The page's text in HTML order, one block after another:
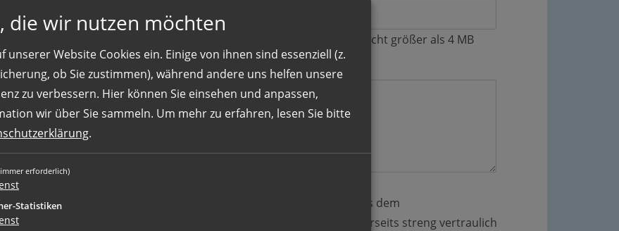
vom Typ doc, docx, pdf, txt. Idealerweise sollten einzelne Dateien nicht größer als 4 MB
gelesen und stimme der Weiterverarbeitung meiner Angaben aus dem
Bewerbung zu. Selbstverständlich werden Ihre Daten unsererseits streng vertraulich
die wir nutzen möchten
unserer Website Cookies ein. Einige von ihnen sind essenziell (z.
ob Sie zustimmen), während andere uns helfen unsere
zu verbessern. Hier können Sie einsehen und anpassen,
wir über Sie sammeln. Um mehr zu erfahren, lesen Sie bitte
.
erforderlich)
Statistiken